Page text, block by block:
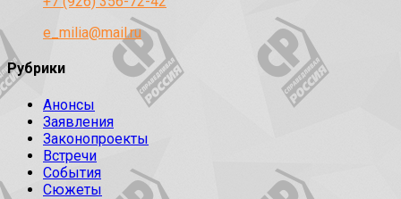
e_milia@mail.ru
Рубрики
Анонсы
Заявления
Законопроекты
Встречи
События
Сюжеты